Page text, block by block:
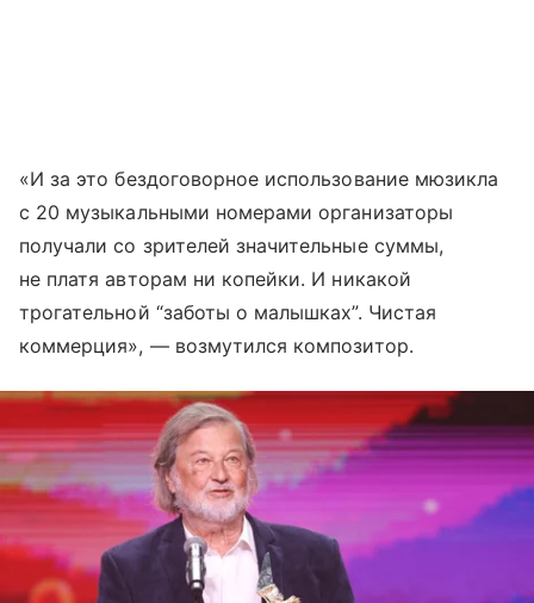
«И за это бездоговорное использование мюзикла
с 20 музыкальными номерами организаторы
получали со зрителей значительные суммы,
не платя авторам ни копейки. И никакой
трогательной “заботы о малышках”. Чистая
коммерция», — возмутился композитор.